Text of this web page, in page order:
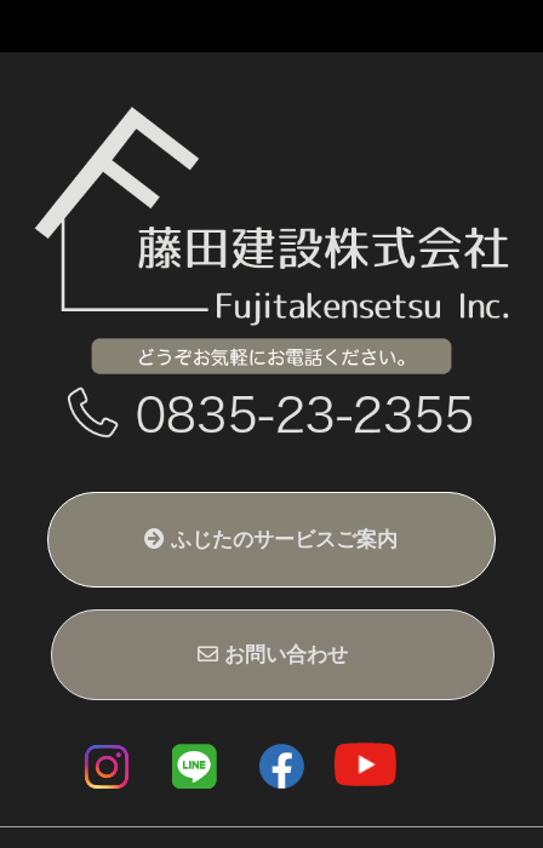
ふじたのサービスご案内
ふじたの家づくり
スケジュール
新築施工例
ふじたのリフォーム
リフォーム施工例
Z空調（全館空調）
会社概要・スタッフ紹介
スタッフブログ
お問い合わせ
サイトマップ
サイトポリシー
Z空調公式サイト
お問い合わせ